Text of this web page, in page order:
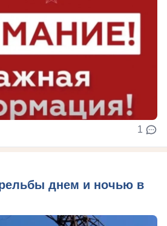
1
днем и ночью в